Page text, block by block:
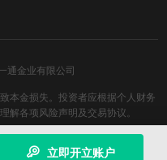
通金业有限公司
本金损失。投资者应根据个人财务
解各项风险声明及交易协议。
立即开立账户